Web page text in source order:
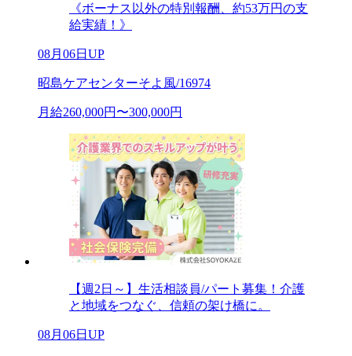
《ボーナス以外の特別報酬、約53万円の支
給実績！》
08月06日UP
昭島ケアセンターそよ風/16974
月給260,000円〜300,000円
【週2日～】生活相談員/パート募集！介護
と地域をつなぐ、信頼の架け橋に。
08月06日UP